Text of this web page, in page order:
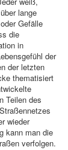
lange
Gefälle
die
in
der
der letzten
thematisiert
Teilen des
wieder
kann man die
verfolgen.